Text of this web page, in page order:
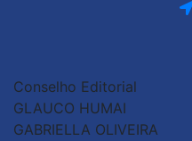
Conselho Editorial
GLAUCO HUMAI
GABRIELLA OLIVEIRA